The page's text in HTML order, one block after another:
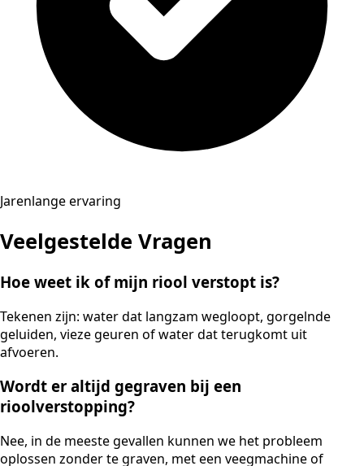
Jarenlange ervaring
Veelgestelde Vragen
Hoe weet ik of mijn riool verstopt is?
Tekenen zijn: water dat langzam wegloopt, gorgelnde
geluiden, vieze geuren of water dat terugkomt uit
afvoeren.
Wordt er altijd gegraven bij een
rioolverstopping?
Nee, in de meeste gevallen kunnen we het probleem
oplossen zonder te graven, met een veegmachine of